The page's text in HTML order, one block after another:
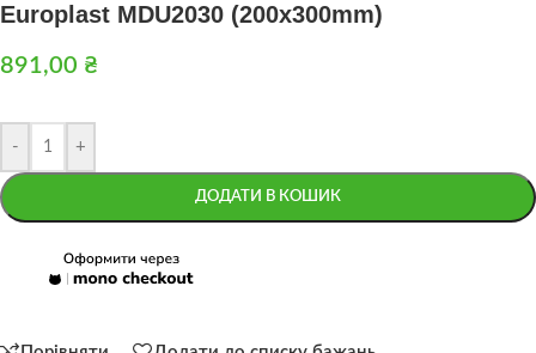
Europlast MDU2030 (200x300mm)
891,00 ₴
- +
ДОДАТИ В КОШИК